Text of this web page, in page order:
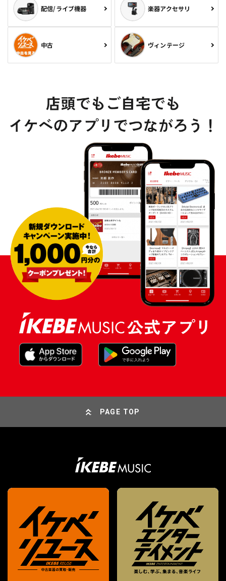
配信/ライブ機器 楽器アクセサリ
中古 ヴィンテージ
PAGE TOP